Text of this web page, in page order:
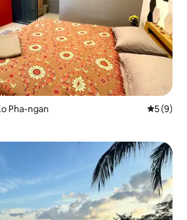
Pha-ngan 5 de
5 (9)